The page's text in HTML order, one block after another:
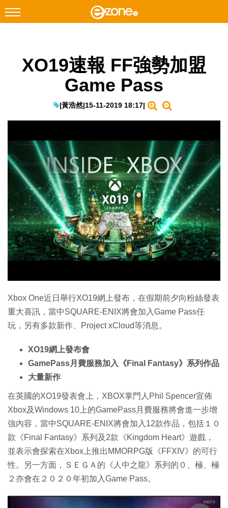
Facebook Instagram
遊戲動漫
教學評測
EduTech
IT Times
生成式AI與雲端應用
Enterprise Digital Transformation
特集
XO19速報 FF強勢加盟
Game Pass
|黃浩然|15-11-2019 18:17|
Xbox One近日舉行XO19網上發布，在假期前夕向粉絲發表
重大喜訊，當中SQUARE-ENIX將會加入Game Pass任
玩，另有多款新作、Project xCloud等消息。
XO19網上發布會
GamePass月費服務加入《Final Fantasy》系列作品
大量新作
在英國的XO19發表會上，XBOX掌門人Phil Spencer宣佈
Xbox及Windows 10上的GamePass月費服務將會進一步增
強內容，當中SQUARE-ENIX將會加入12款作品，包括１０
款《Final Fantasy》系列及2款《Kingdom Heart》遊戲，
並表示會探索在Xbox上推出MMORPG版《FFXIV》的可行
性。另一方面，ＳＥＧＡ的《人中之龍》系列的０、極、極
２亦會在２０２０年初加入Game Pass。